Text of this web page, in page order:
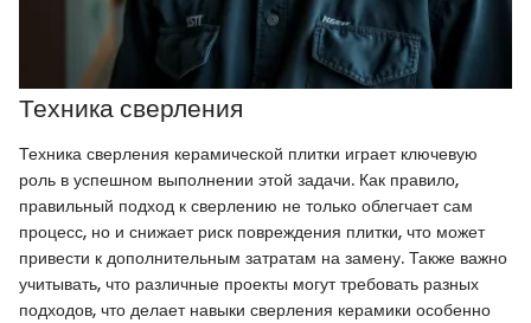
Техника сверления
Техника сверления керамической плитки играет ключевую
роль в успешном выполнении этой задачи. Как правило,
правильный подход к сверлению не только облегчает сам
процесс, но и снижает риск повреждения плитки, что может
привести к дополнительным затратам на замену. Также важно
учитывать, что различные проекты могут требовать разных
подходов, что делает навыки сверления керамики особенно